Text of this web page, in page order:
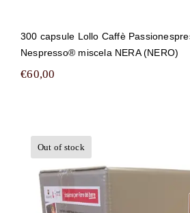
300 capsule Lollo Caffè
Nespresso® miscela NERA (NERO)
€60,00
Out of stock